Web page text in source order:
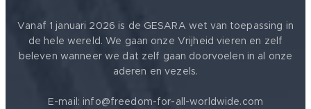
niet kan
bereiken.
Vanaf 1 januari 2026 is de GESARA wet van toepassing in
de hele wereld. We gaan onze Vrijheid vieren en zelf
beleven wanneer we dat zelf gaan doorvoelen in al onze
aderen en vezels.
E-mail: info@freedom-for-all-worldwide.com